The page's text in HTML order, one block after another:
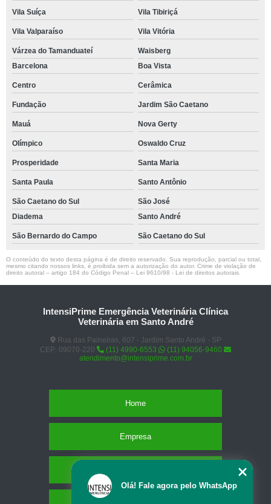
Vila Suíça Vila Tibiriçá
Vila Valparaíso Vila Vitória
Várzea do Tamanduateí
Waisberg
Barcelona
Boa Vista
Centro Cerâmica
Fundação Jardim São Caetano
Mauá Nova Gerty
Olímpico Oswaldo Cruz
Prosperidade Santa Maria
Santa Paula Santo Antônio
São Caetano do Sul
São José
Diadema
Santo André
São Bernardo do Campo São Caetano do Sul
O conteúdo do texto desta página é de direito reservado. Sua reprodução, parcial ou total,
mesmo citando nossos links, é proibida sem a autorização do autor. Crime de violação de
direito autoral – artigo 184 do Código Penal – Lei 9610/98 - Lei de direitos autorais
IntensiPrime Emergência Veterinária Clínica
Veterinária em Santo André
Rua das Paineiras, 607 - Jardim Santo André - SP
CEP: 09070-220
(11) 4990-6553
(11) 94056-9460
atendimento@intensiprime.com.br
Home
Empresa
Olá! Fale agora pelo WhatsApp